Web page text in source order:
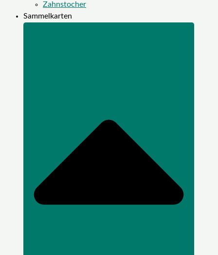
Zahnstocher
Sammelkarten